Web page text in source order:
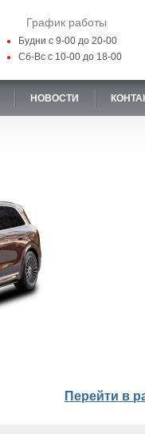
График работы
Будни с 9-00 до 20-00
Сб-Вс с 10-00 до 18-00
НОВОСТИ
Перейти в